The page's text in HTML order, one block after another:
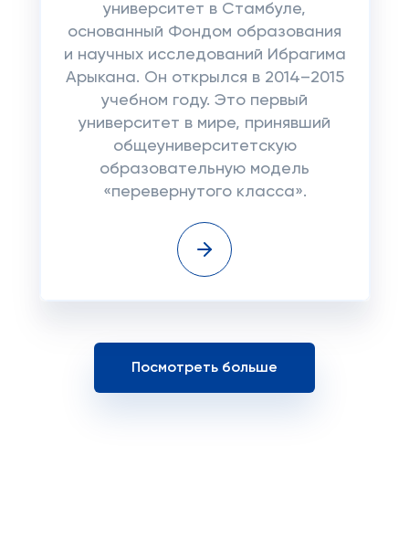
университет в Стамбуле,
основанный Фондом образования
и научных исследований Ибрагима
Арыкана. Он открылся в 2014–2015
учебном году. Это первый
университет в мире, принявший
общеуниверситетскую
образовательную модель
«перевернутого класса».
Посмотреть больше